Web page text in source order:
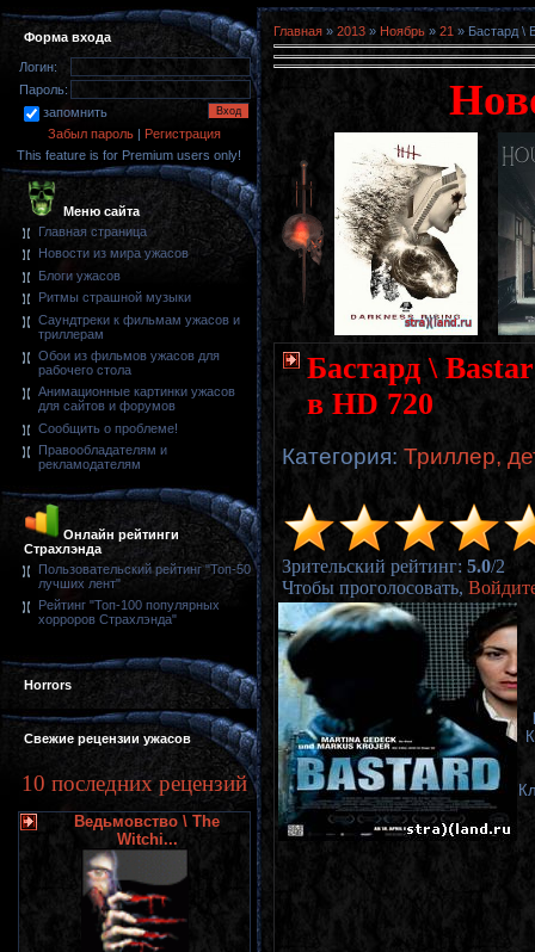
Форма входа
Логин:
Пароль:
запомнить
Забыл пароль | Регистрация
This feature is for Premium users only!
Меню сайта
Главная страница
Новости из мира ужасов
Блоги ужасов
Ритмы страшной музыки
Саундтреки к фильмам ужасов и
триллерам
Обои из фильмов ужасов для
рабочего стола
Анимационные картинки ужасов
для сайтов и форумов
Сообщить о проблеме!
Правообладателям и
рекламодателям
Онлайн рейтинги
Страхлэнда
Пользовательский рейтинг "Топ-50
лучших лент"
Рейтинг "Топ-100 популярных
хорроров Страхлэнда"
Horrors
Свежие рецензии ужасов
10 последних рецензий
Ведьмовство \ The
Witchi...
Главная » 2013 » Ноябрь » 21 » Бастард \
Бастард \
в HD 720
Категория: Триллер,
Зрительский рейтинг: 5.0/2
Чтобы проголосовать,